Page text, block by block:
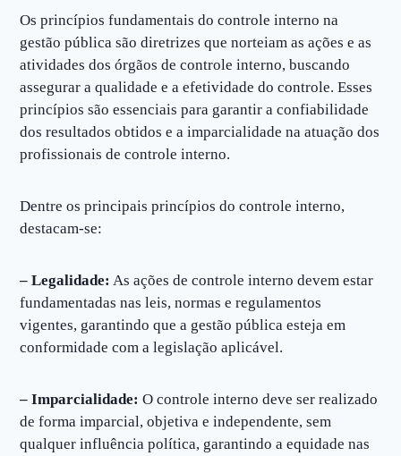
Os princípios fundamentais do controle interno na
gestão pública são diretrizes que norteiam as ações e as
atividades dos órgãos de controle interno, buscando
assegurar a qualidade e a efetividade do controle. Esses
princípios são essenciais para garantir a confiabilidade
dos resultados obtidos e a imparcialidade na atuação dos
profissionais de controle interno.
Dentre os principais princípios do controle interno,
destacam-se:
– Legalidade: As ações de controle interno devem estar
fundamentadas nas leis, normas e regulamentos
vigentes, garantindo que a gestão pública esteja em
conformidade com a legislação aplicável.
– Imparcialidade: O controle interno deve ser realizado
de forma imparcial, objetiva e independente, sem
qualquer influência política, garantindo a equidade nas